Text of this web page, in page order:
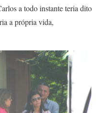
a todo instante teria dito
a própria vida,